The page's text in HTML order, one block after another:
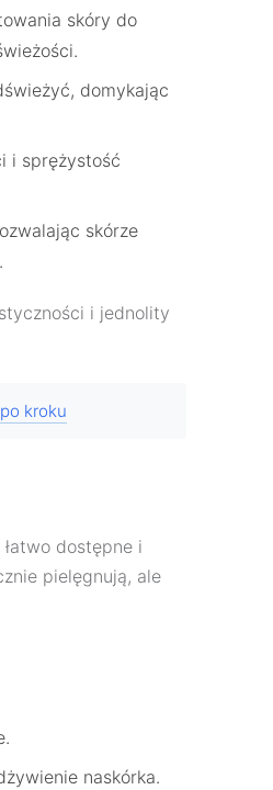
skóry do
domykając
i sprężystość
skórze
i jednolity
kroku
łatwo dostępne i
pielęgnują, ale
naskórka.